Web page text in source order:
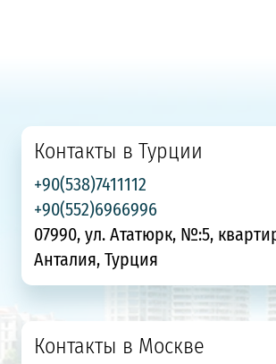
Контакты в Турции
+90(538)7411112
+90(552)6966996
07990, ул. Ататюрк, №:5,
Анталия, Турция
Контакты в Москве